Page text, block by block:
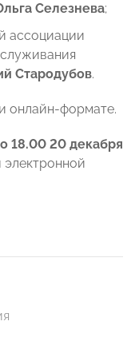
Селезнева;
ассоциации
Стародубов.
онлайн-формате.
18.00 20 декабря
электронной